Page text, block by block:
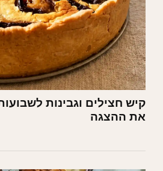
קיש חצילים וגבינות
את ההצגה